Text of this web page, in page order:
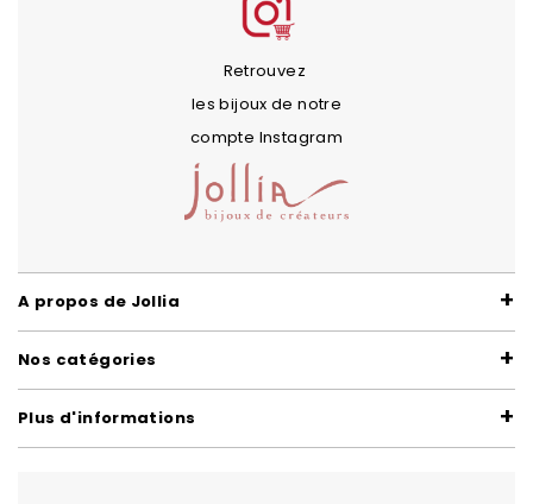
Retrouvez
les bijoux de notre
compte Instagram
A propos de Jollia
Nos catégories
Plus d'informations